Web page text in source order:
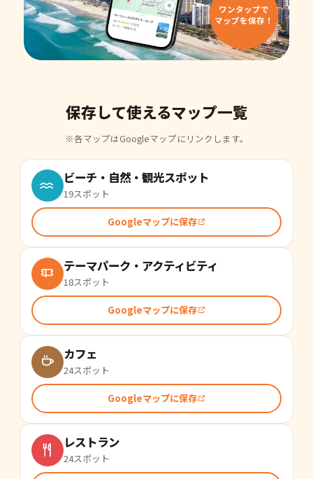
ワンタップで
マップを保存！
保存して使えるマップ一覧
※各マップはGoogleマップにリンクします。
ビーチ・自然・観光スポット
19スポット
Googleマップに保存
テーマパーク・アクティビティ
18スポット
Googleマップに保存
カフェ
24スポット
Googleマップに保存
レストラン
24スポット